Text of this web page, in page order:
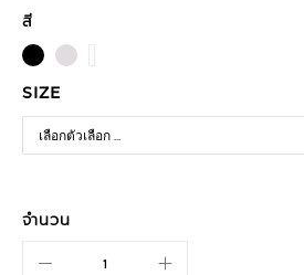
สี
SIZE
จำนวน